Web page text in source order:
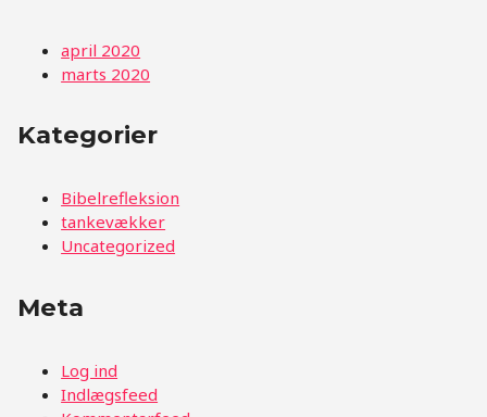
april 2020
marts 2020
Kategorier
Bibelrefleksion
tankevækker
Uncategorized
Meta
Log ind
Indlægsfeed